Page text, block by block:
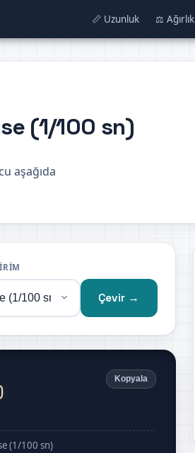
📏 Uzunluk ⚖️ Ağırlık
(1/100 sn)
aşağıda
Çevir →
Kopyala
(1/100 sn)